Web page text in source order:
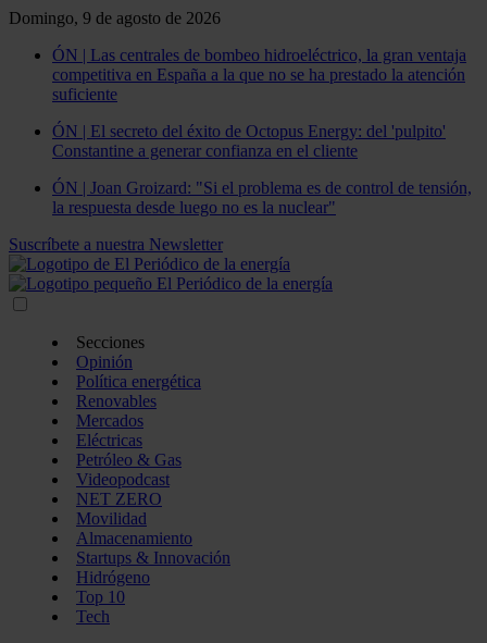
Domingo, 9 de agosto de 2026
ÓN | Las centrales de bombeo hidroeléctrico, la gran ventaja
competitiva en España a la que no se ha prestado la atención
suficiente
ÓN | El secreto del éxito de Octopus Energy: del 'pulpito'
Constantine a generar confianza en el cliente
ÓN | Joan Groizard: "Si el problema es de control de tensión,
la respuesta desde luego no es la nuclear"
Suscríbete a nuestra Newsletter
Secciones
Opinión
Política energética
Renovables
Mercados
Eléctricas
Petróleo & Gas
Videopodcast
NET ZERO
Movilidad
Almacenamiento
Startups & Innovación
Hidrógeno
Top 10
Tech